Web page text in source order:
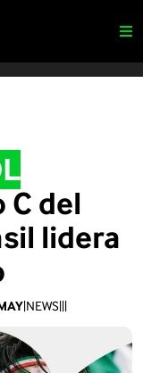
C del
lidera
|NEWS|||